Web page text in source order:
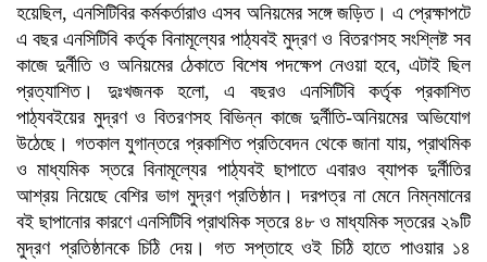
হয়েছিল, এনসিটিবির কর্মকর্তারাও এসব অনিয়মের সঙ্গে জড়িত। এ প্রেক্ষাপটে
এ বছর এনসিটিবি কর্তৃক বিনামূল্যের পাঠ্যবই মুদ্রণ ও বিতরণসহ সংশ্লিষ্ট সব
কাজে দুর্নীতি ও অনিয়মের ঠেকাতে বিশেষ পদক্ষেপ নেওয়া হবে, এটাই ছিল
প্রত্যাশিত। দুঃখজনক হলো, এ বছরও এনসিটিবি কর্তৃক প্রকাশিত
পাঠ্যবইয়ের মুদ্রণ ও বিতরণসহ বিভিন্ন কাজে দুর্নীতি-অনিয়মের অভিযোগ
উঠেছে। গতকাল যুগান্তরে প্রকাশিত প্রতিবেদন থেকে জানা যায়, প্রাথমিক
ও মাধ্যমিক স্তরে বিনামূল্যের পাঠ্যবই ছাপাতে এবারও ব্যাপক দুর্নীতির
আশ্রয় নিয়েছে বেশির ভাগ মুদ্রণ প্রতিষ্ঠান। দরপত্র না মেনে নিম্নমানের
বই ছাপানোর কারণে এনসিটিবি প্রাথমিক স্তরে ৪৮ ও মাধ্যমিক স্তরের ২৯টি
মুদ্রণ প্রতিষ্ঠানকে চিঠি দেয়। গত সপ্তাহে ওই চিঠি হাতে পাওয়ার ১৪